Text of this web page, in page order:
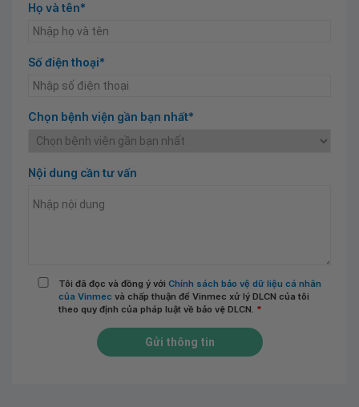
Họ và tên*
Số điện thoại*
Chọn bệnh viện gần bạn nhất*
Nội dung cần tư vấn
Tôi đã đọc và đồng ý với Chính sách bảo vệ dữ liệu cá nhân
của Vinmec và chấp thuận để Vinmec xử lý DLCN của tôi
theo quy định của pháp luật về bảo vệ DLCN. *
Gửi thông tin